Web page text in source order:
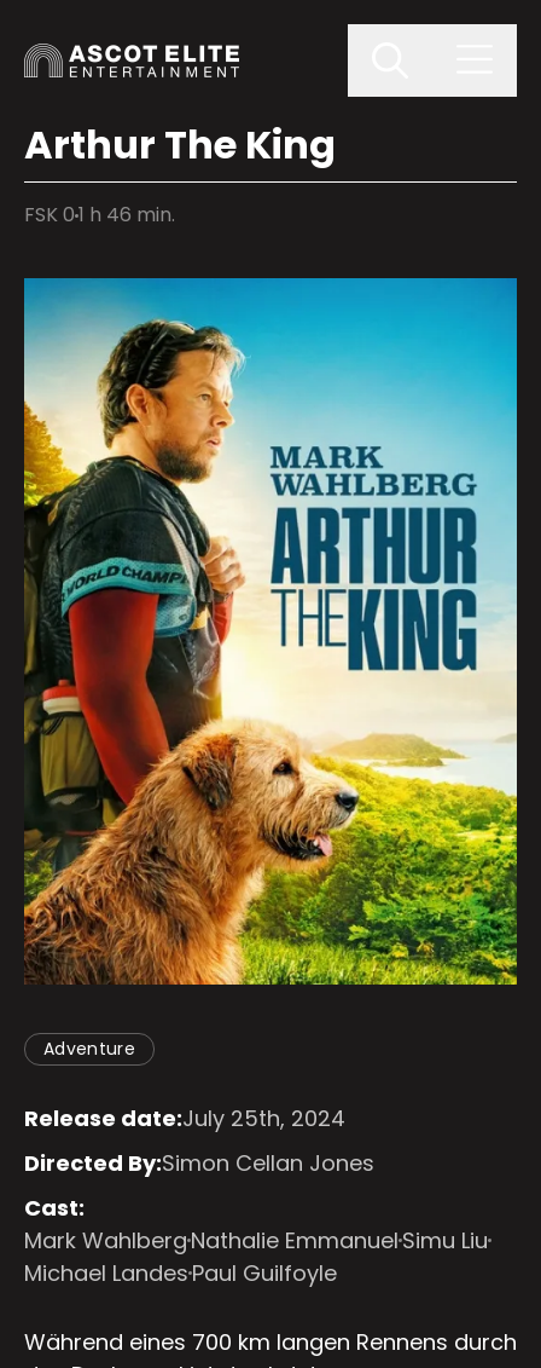
Arthur The King
FSK 01 h 46 min.
Adventure
Release date:July 25th, 2024
Directed By:Simon Cellan Jones
Cast:
Mark Wahlberg Nathalie Emmanuel Simu Liu
Michael Landes Paul Guilfoyle
Während eines 700 km langen Rennens durch